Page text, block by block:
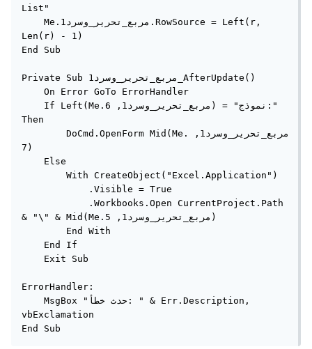
List"
    Me.مربع_تحرير_وسرد1.RowSource = Left(r,
Len(r) - 1)
End Sub
Private Sub مربع_تحرير_وسرد1_AfterUpdate()
    On Error GoTo ErrorHandler
    If Left(Me.مربع_تحرير_وسرد1, 6) = "نموذج:"
Then
        DoCmd.OpenForm Mid(Me.مربع_تحرير_وسرد1,
7)
    Else
        With CreateObject("Excel.Application")
            .Visible = True
            .Workbooks.Open CurrentProject.Path
& "\" & Mid(Me.مربع_تحرير_وسرد1, 5)
        End With
    End If
    Exit Sub
ErrorHandler:
    MsgBox "حدث خطأ: " & Err.Description,
vbExclamation
End Sub